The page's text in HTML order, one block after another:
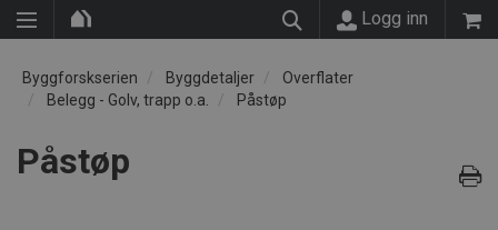
Logg inn
Byggforskserien Byggdetaljer
Overflater
Belegg - Golv, trapp o.a.
Påstøp
Påstøp